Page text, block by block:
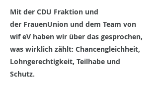
Mit der CDU Fraktion und
der FrauenUnion und dem Team von
wif eV haben wir über das gesprochen,
was wirklich zählt: Chancengleichheit,
Lohngerechtigkeit, Teilhabe und
Schutz.